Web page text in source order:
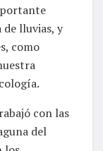
lluvias, y
como
con las
del